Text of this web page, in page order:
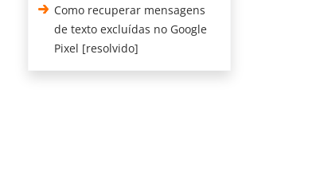
Como recuperar mensagens
de texto excluídas no Google
Pixel [resolvido]